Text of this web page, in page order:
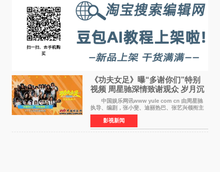
《功夫女足》曝“多谢你们”特别
视频 周星驰深情致谢观众 岁月沉
淀不灭初心
中国娱乐网讯www yule com cn 由周星驰
执导、编剧，张小斐、迪丽热巴、张艺兴领衔主
演，刘嘉玲、佐藤健特别出演，艾米、雪野、蔡
思贝、胡予安、倪好特别介绍的喜剧电影《功夫
女足》释出多谢你
影视新闻